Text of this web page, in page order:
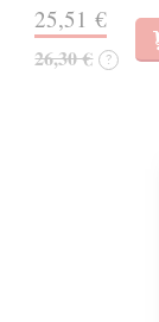
25,51 €
26,30 € ?